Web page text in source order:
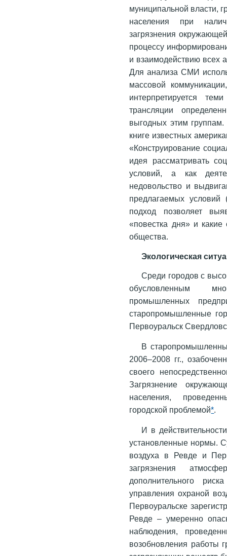
муниципальной власти,
населения при
загрязнения
процессу
и взаимодействию всех
Для анализа СМИ
массовой
интерпретируется
трансляции
выгодных этим
книге известных
«Конструирование
идея рассматривать
условий, а как
недовольство и
предлагаемых условий
подход позволяет
«повестка дня» и
общества.
Экологическая
Среди городов с
обусловленным
промышленных
старопромышленные
Первоуральск
В
2006–2008 гг.,
своего
Загрязнение
населения,
городской проблемой*.
И в
установленные нормы.
воздуха в Ревде и
загрязнения
дополнительного
управления охраной
Первоуральске
Ревде – умеренно
наблюдения,
возобновления работы